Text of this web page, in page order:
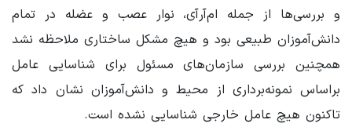
و بررسی‌ها از جمله ام‌آرآی، نوار عصب و عضله در تمام
دانش‌آموزان طبیعی بود و هیچ مشکل ساختاری ملاحظه نشد
همچنین بررسی سازمان‌های مسئول برای شناسایی عامل
براساس نمونه‌برداری از محیط و دانش‌آموزان نشان داد که
تاکنون هیچ عامل خارجی شناسایی نشده است.